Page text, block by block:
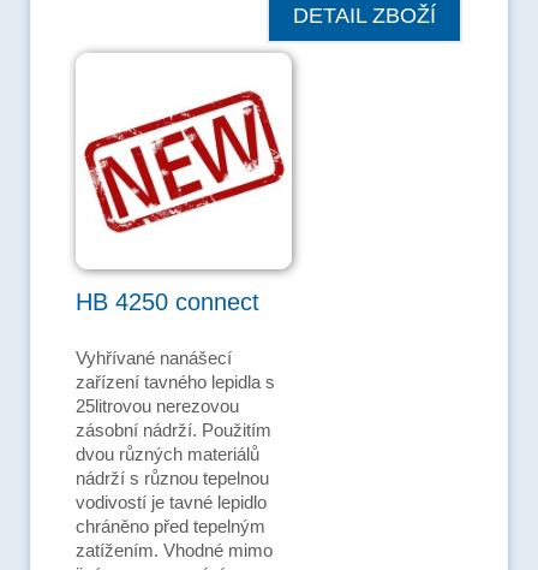
DETAIL ZBOŽÍ
HB 4250 connect
Vyhřívané nanášecí
zařízení tavného lepidla s
25litrovou nerezovou
zásobní nádrží. Použitím
dvou různých materiálů
nádrží s různou tepelnou
vodivostí je tavné lepidlo
chráněno před tepelným
zatížením. Vhodné mimo